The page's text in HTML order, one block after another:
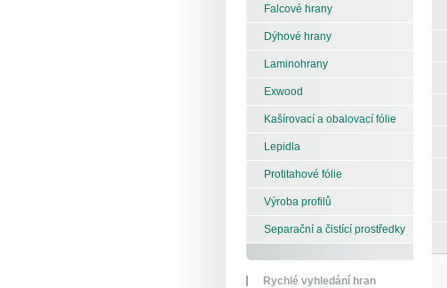
Falcové hrany
Dýhové hrany
Laminohrany
Exwood
Kašírovací a obalovací fólie
Lepidla
Protitahové fólie
Výroba profilů
Separační a čistící prostředky
Rychlé vyhledání hran